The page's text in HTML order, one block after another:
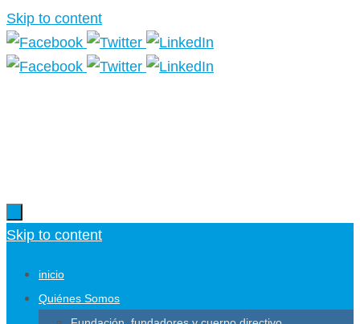
Skip to content
Skip to content
inicio
Quiénes Somos
Más información.